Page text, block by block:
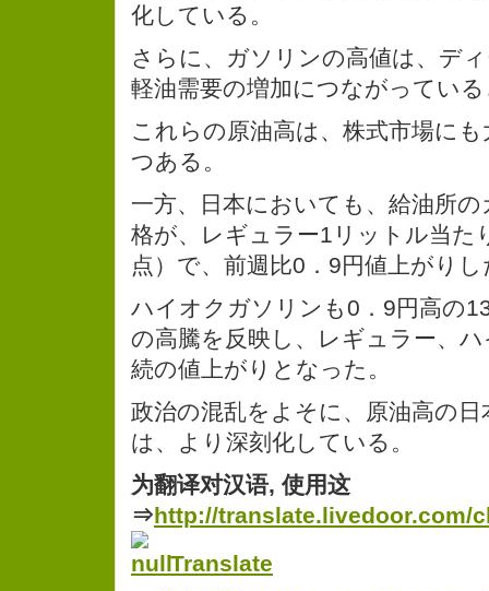
化している。
さらに、ガソリンの高値は、デ
軽油需要の増加につながってい
これらの原油高は、株式市場に
つある。
一方、日本においても、給油所
格が、レギュラー1リットル当た
点）で、前週比0．9円値上がりし
ハイオクガソリンも0．9円高の
の高騰を反映し、レギュラー、
続の値上がりとなった。
政治の混乱をよそに、原油高の
は、より深刻化している。
为翻译对汉语, 使用这
⇒http://translate.livedoor.com/
Translate